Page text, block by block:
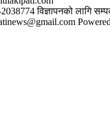
2038774विज्ञापनको लागि